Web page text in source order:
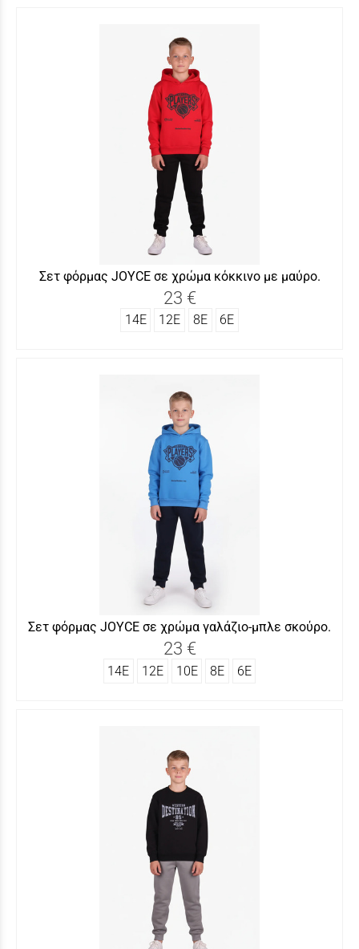
Σετ φόρμας JΟYCΕ σε χρώμα κόκκινο με μαύρο.
23 €
14Ε 12Ε 8Ε 6Ε
Σετ φόρμας JOYCΕ σε χρώμα γαλάζιο-μπλε σκούρο.
23 €
14Ε 12Ε 10Ε 8Ε 6Ε